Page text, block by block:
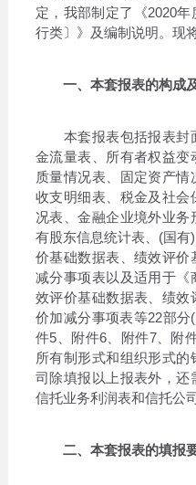
定，我部制定了《2020
行类〕》及编制说明。现
一、本套报表的构成
本套报表包括报表封
金流量表、所有者权益
质量情况表、固定资产
收支明细表、税金及社
况表、金融企业境外业务
有股东信息统计表、(国
价基础数据表、绩效评价
减分事项表以及适用于
效评价基础数据表、绩
价加减分事项表等22部
件5、附件6、附件7、附
所有制形式和组织形式
司除填报以上报表外，还
信托业务利润表和信托公
二、本套报表的填报